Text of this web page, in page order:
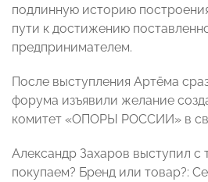
подлинную историю
пути к достижению
предпринимателем.
После выступления Артёма
форума изъявили желание
комитет «ОПОРЫ РОССИИ» в
Александр Захаров выступил с
покупаем? Бренд или товар?: